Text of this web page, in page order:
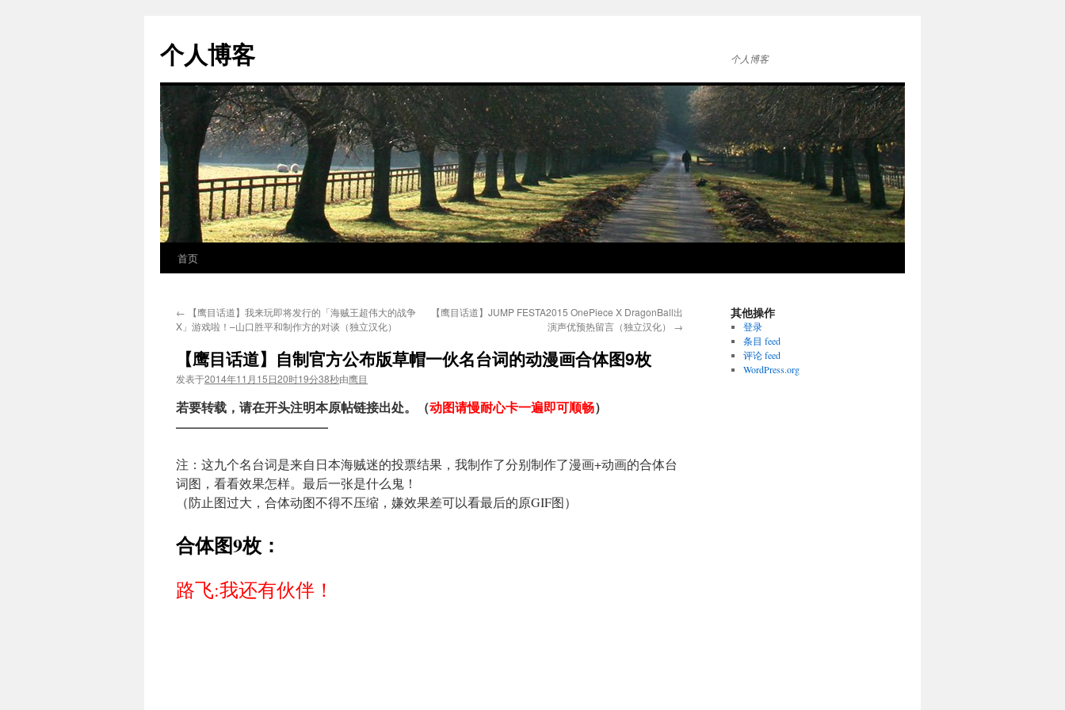
个人博客 个人博客
首页
← 【鹰目话道】我来玩即将发行的「海贼王超伟大的战争
X」游戏啦！–山口胜平和制作方的对谈（独立汉化）
【鹰目话道】JUMP FESTA2015 OnePiece X DragonBall出
演声优预热留言（独立汉化） →
【鹰目话道】自制官方公布版草帽一伙名台词的动漫画合体图9枚
发表于2014年11月15日20时19分38秒由鹰目
若要转载，请在开头注明本原帖链接出处。（动图请慢耐心卡一遍即可顺畅）
————————————
注：这九个名台词是来自日本海贼迷的投票结果，我制作了分别制作了漫画+动画的合体台
词图，看看效果怎样。最后一张是什么鬼！
（防止图过大，合体动图不得不压缩，嫌效果差可以看最后的原GIF图）
合体图9枚：
路飞:我还有伙伴！
其他操作
登录
条目 feed
评论 feed
WordPress.org